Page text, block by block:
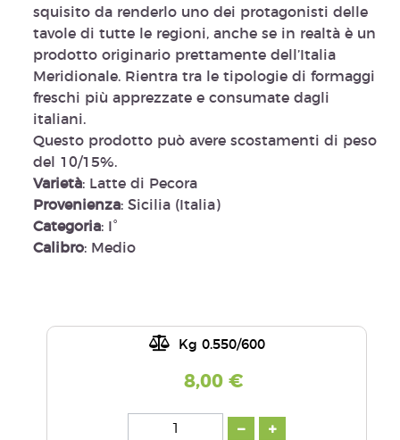
squisito da renderlo uno dei protagonisti delle
tavole di tutte le regioni, anche se in realtà è un
prodotto originario prettamente dell’Italia
Meridionale. Rientra tra letipologie di formaggi
freschi più apprezzate e consumate dagli
italiani.
Questo prodotto può avere scostamenti di peso
del 10/15%.
Varietà: Latte di Pecora
Provenienza: Sicilia (Italia)
Categoria: I°
Calibro: Medio
Kg 0.550/600
8,00 €